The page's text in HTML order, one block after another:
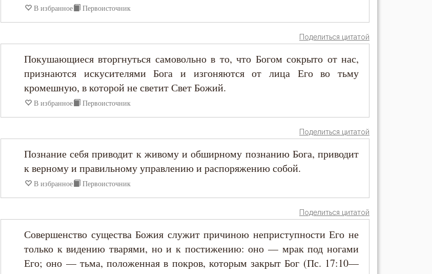
Исихий Иерусалимский
Иустин (Попович)
Каллист Ангеликуд
Киприан Карфагенский
В избранное Первоисточник
Поделиться цитатой
Покушающиеся вторгнуться самовольно в то, что Богом сокрыто от нас,
признаются искусителями Бога и изгоняются от лица Его во тьму
кромешную, в которой не светит Свет Божий.
В избранное Первоисточник
Поделиться цитатой
Познание себя приводит к живому и обширному познанию Бога, приводит
к верному и правильному управлению и распоряжению собой.
В избранное Первоисточник
Поделиться цитатой
Совершенство существа Божия служит причиною неприступности Его не
только к видению тварями, но и к постижению: оно — мрак под ногами
Его; оно — тьма, положенная в покров, которым закрыт Бог (Пс. 17:10—